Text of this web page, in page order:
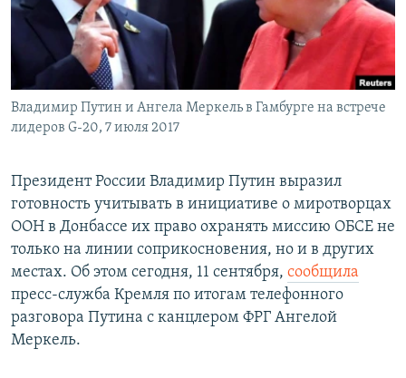
СПОРТ
МИР
БЛОГИ
ГОЛОСА
ЧИТАЕМ ПРЕССУ
АРХИВ РАДИОПРОГРАММЫ
Все сайты РСЕ/РС
Владимир Путин и Ангела Меркель в Гамбурге на встрече
лидеров G-20, 7 июля 2017
Президент России Владимир Путин выразил
готовность учитывать в инициативе о миротворцах
ООН в Донбассе их право охранять миссию ОБСЕ не
только на линии соприкосновения, но и в других
местах. Об этом сегодня, 11 сентября, сообщила
пресс-служба Кремля по итогам телефонного
разговора Путина с канцлером ФРГ Ангелой
Меркель.